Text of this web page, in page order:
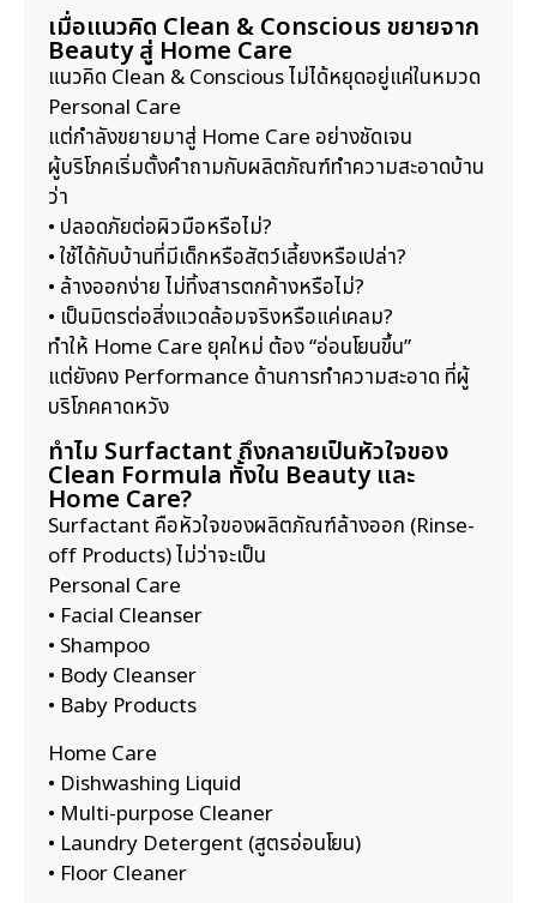
เมื่อแนวคิด Clean & Conscious ขยายจาก
Beauty สู่ Home Care
แนวคิด Clean & Conscious ไม่ได้หยุดอยู่แค่ในหมวด
Personal Care
แต่กำลังขยายมาสู่ Home Care อย่างชัดเจน
ผู้บริโภคเริ่มตั้งคำถามกับผลิตภัณฑ์ทำความสะอาดบ้าน
ว่า
• ปลอดภัยต่อผิวมือหรือไม่?
• ใช้ได้กับบ้านที่มีเด็กหรือสัตว์เลี้ยงหรือเปล่า?
• ล้างออกง่าย ไม่ทิ้งสารตกค้างหรือไม่?
• เป็นมิตรต่อสิ่งแวดล้อมจริงหรือแค่เคลม?
ทำให้ Home Care ยุคใหม่ ต้อง “อ่อนโยนขึ้น”
แต่ยังคง Performance ด้านการทำความสะอาด ที่ผู้
บริโภคคาดหวัง
ทำไม Surfactant ถึงกลายเป็นหัวใจของ
Clean Formula ทั้งใน Beauty และ
Home Care?
Surfactant คือหัวใจของผลิตภัณฑ์ล้างออก (Rinse-
off Products) ไม่ว่าจะเป็น
Personal Care
• Facial Cleanser
• Shampoo
• Body Cleanser
• Baby Products
Home Care
• Dishwashing Liquid
• Multi-purpose Cleaner
• Laundry Detergent (สูตรอ่อนโยน)
• Floor Cleaner